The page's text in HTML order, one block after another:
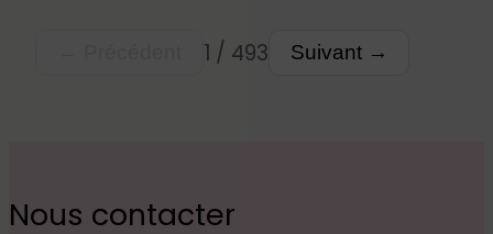
1 / 493 Suivant →
Nous contacter